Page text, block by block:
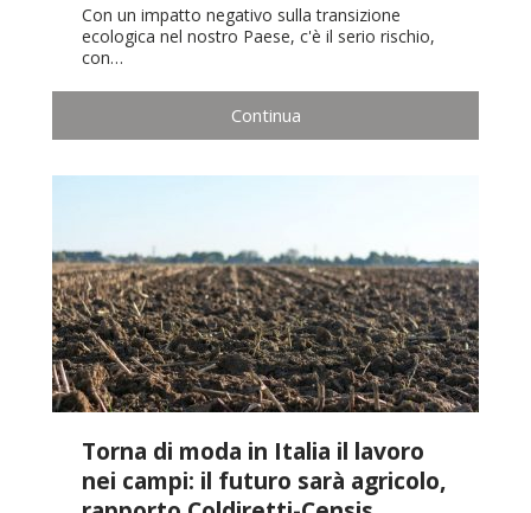
Con un impatto negativo sulla transizione
ecologica nel nostro Paese, c'è il serio rischio,
con…
Continua
Torna di moda in Italia il lavoro
nei campi: il futuro sarà agricolo,